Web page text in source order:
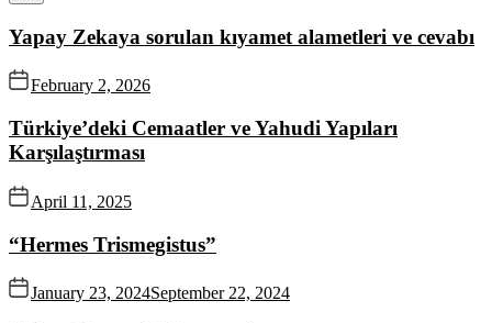
Yapay Zekaya sorulan kıyamet alametleri ve cevabı
February 2, 2026
Türkiye’deki Cemaatler ve Yahudi Yapıları
Karşılaştırması
April 11, 2025
“Hermes Trismegistus”
January 23, 2024September 22, 2024